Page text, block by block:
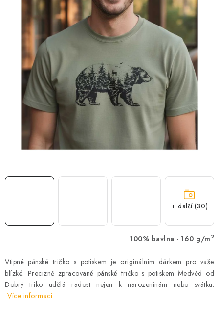
MÁM SRDCE POMÁHÁM
VÁNOCE
PROVIZNÍ SYSTÉM
Časté otázky
Obchodní podmínky
Zásady zpracování ochrany osobních údajů
Napište nám
100% bavlna - 160 g/m 2
Vtipné pánské tričko s potiskem je originálním dárkem pro vaše
blízké. Precizně zpracované pánské tričko s potiskem Medvěd od
Dobrý triko udělá radost nejen k narozeninám nebo svátku.
Více informací
+ další (30)